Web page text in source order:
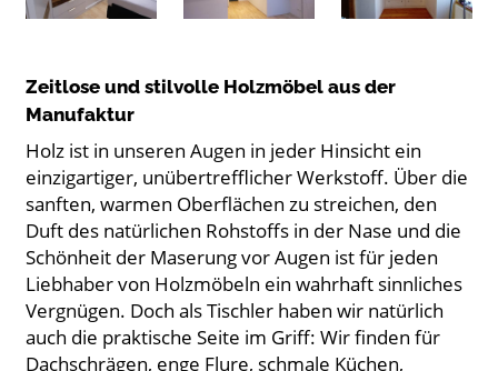
Zeitlose und stilvolle Holzmöbel aus der
Manufaktur
Holz ist in unseren Augen in jeder Hinsicht ein
einzigartiger, unübertrefflicher Werkstoff. Über die
sanften, warmen Oberflächen zu streichen, den
Duft des natürlichen Rohstoffs in der Nase und die
Schönheit der Maserung vor Augen ist für jeden
Liebhaber von Holzmöbeln ein wahrhaft sinnliches
Vergnügen. Doch als Tischler haben wir natürlich
auch die praktische Seite im Griff: Wir finden für
Dachschrägen, enge Flure, schmale Küchen,